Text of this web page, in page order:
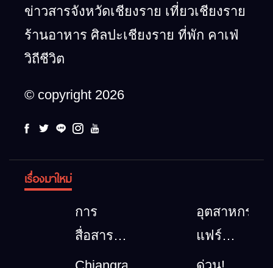
ข่าวสารจังหวัดเชียงราย เที่ยวเชียงราย
ร้านอาหาร ศิลปะเชียงราย ที่พัก คาเฟ่
วิถีชีวิต
© copyright 2026
เรื่องมาใหม่
การ
สื่อสาร
โทรคมนาคม
อุตสาหกรรม
แฟร์
ล้านนา